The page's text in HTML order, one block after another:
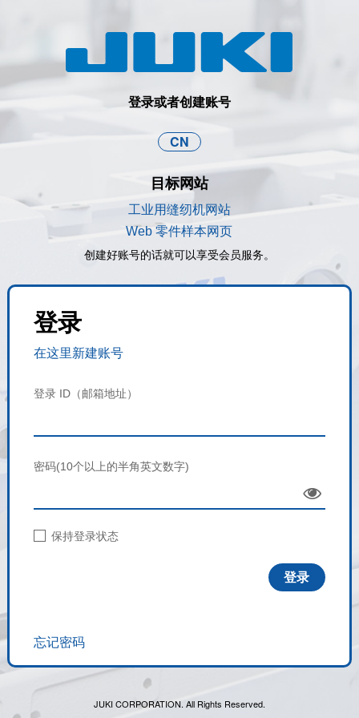
登录或者创建账号
CN
目标网站
工业用缝纫机网站
Web 零件样本网页
创建好账号的话就可以享受会员服务。
登录
在这里新建账号
登录 ID（邮箱地址）
密码(10个以上的半角英文数字)
Sho
w
保持登录状态
忘记密码
JUKI CORPORATION. All Rights Reserved.